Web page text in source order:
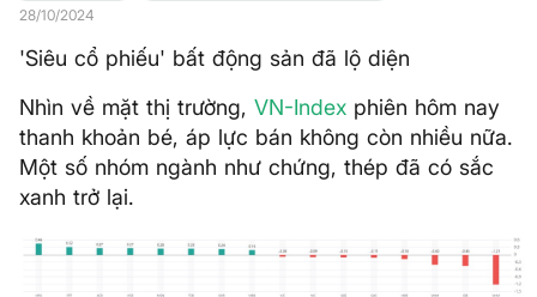
28/10/2024
'Siêu cổ phiếu' bất động sản đã lộ diện
Nhìn về mặt thị trường, VN-Index phiên hôm nay
thanh khoản bé, áp lực bán không còn nhiều nữa.
Một số nhóm ngành như chứng, thép đã có sắc
xanh trở lại.